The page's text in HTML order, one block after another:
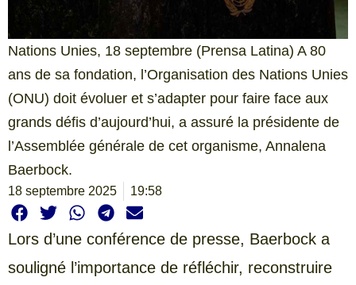
Nations Unies, 18 septembre (Prensa Latina) A 80
ans de sa fondation, l’Organisation des Nations Unies
(ONU) doit évoluer et s’adapter pour faire face aux
grands défis d’aujourd’hui, a assuré la présidente de
l’Assemblée générale de cet organisme, Annalena
Baerbock.
18 septembre 2025 19:58
Lors d’une conférence de presse, Baerbock a
souligné l’importance de réfléchir, reconstruire